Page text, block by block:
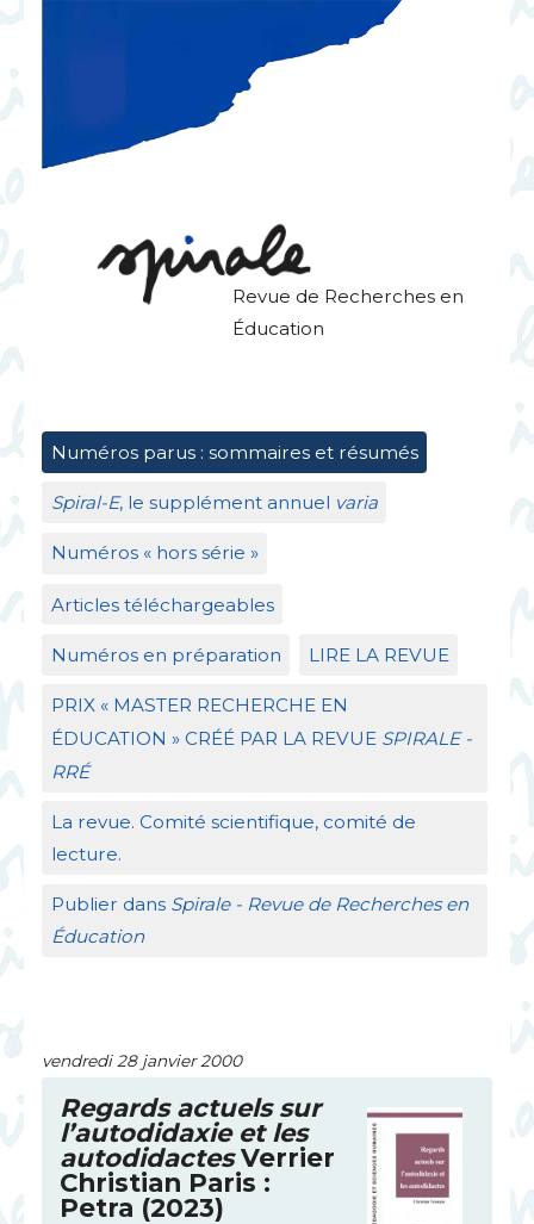
Revue de Recherches en
Éducation
Numéros parus : sommaires et résumés
Spiral-E, le supplément annuel varia
Numéros « hors série »
Articles téléchargeables
Numéros en préparation LIRE LA REVUE
PRIX« MASTER RECHERCHE EN
ÉDUCATION » CRÉÉ PAR LA REVUE SPIRALE-
RRÉ
La revue. Comité scientifique, comité de
lecture.
Publier dans Spirale - Revue de Recherches en
Éducation
vendredi 28 janvier 2000
Regards actuels sur
l’autodidaxie et les
autodidactesVerrier
Christian Paris :
Petra (2023)